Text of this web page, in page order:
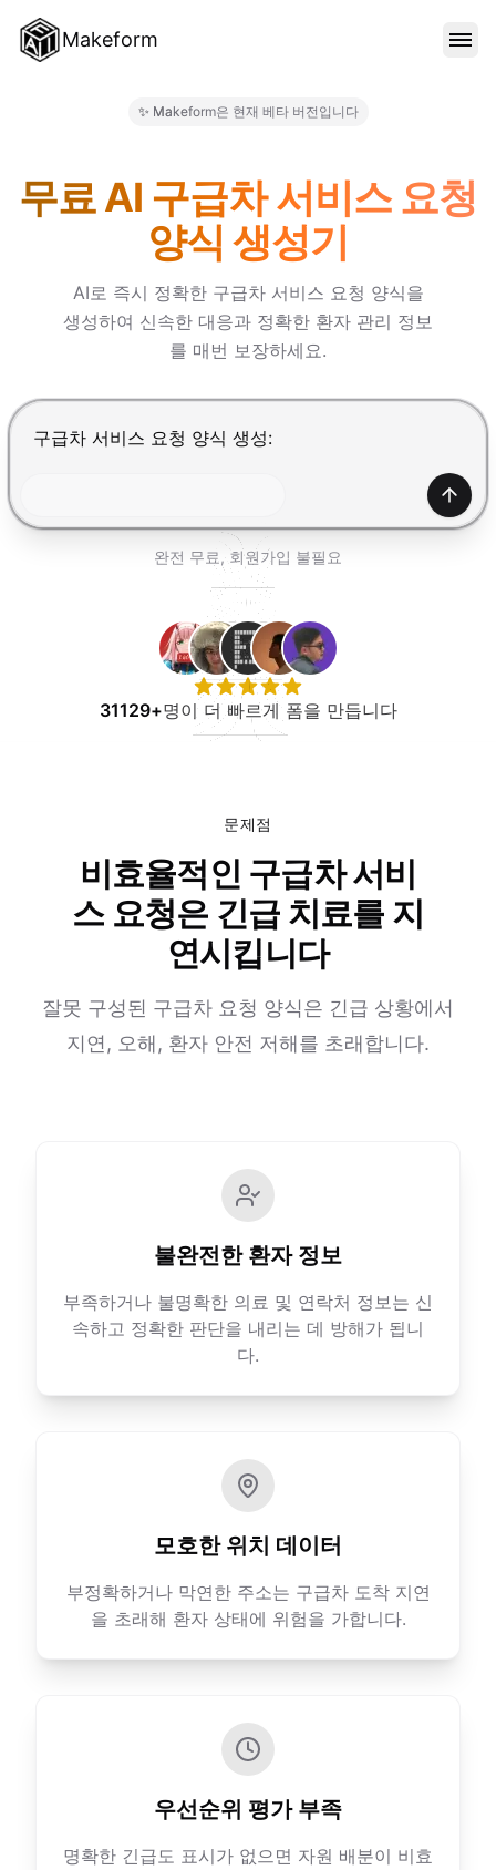
Makeform
가격
✨ Makeform은 현재 베타 버전입니다
무료 AI 구급차 서비스 요청
양식 생성기
AI로 즉시 정확한 구급차 서비스 요청 양식을
생성하여 신속한 대응과 정확한 환자 관리 정보
를 매번 보장하세요.
Enter를 눌러 제출, Shift+Enter로 줄바꿈 추가
생성
완전 무료, 회원가입 불필요
31129+명이 더 빠르게 폼을 만듭니다
문제점
비효율적인 구급차 서비
스 요청은 긴급 치료를 지
연시킵니다
잘못 구성된 구급차 요청 양식은 긴급 상황에서
지연, 오해, 환자 안전 저해를 초래합니다.
불완전한 환자 정보
부족하거나 불명확한 의료 및 연락처 정보는 신
속하고 정확한 판단을 내리는 데 방해가 됩니
다.
모호한 위치 데이터
부정확하거나 막연한 주소는 구급차 도착 지연
을 초래해 환자 상태에 위험을 가합니다.
우선순위 평가 부족
명확한 긴급도 표시가 없으면 자원 배분이 비효